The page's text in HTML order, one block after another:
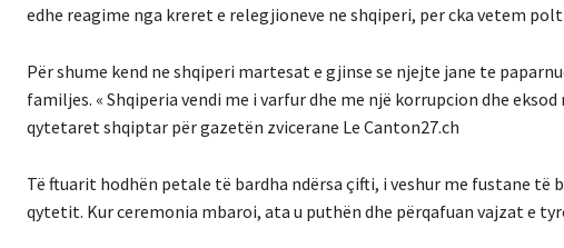
edhe reagime nga kreret e relegjioneve ne shqiperi, per cka vetem
Për shume kend ne shqiperi martesat e gjinse se njejte jane te
familjes. « Shqiperia vendi me i varfur dhe me një korrupcion dhe
qytetaret shqiptar për gazetën zvicerane Le Canton27.ch
Të ftuarit hodhën petale të bardha ndërsa çifti, i veshur me fustane
qytetit. Kur ceremonia mbaroi, ata u puthën dhe përqafuan vajzat e